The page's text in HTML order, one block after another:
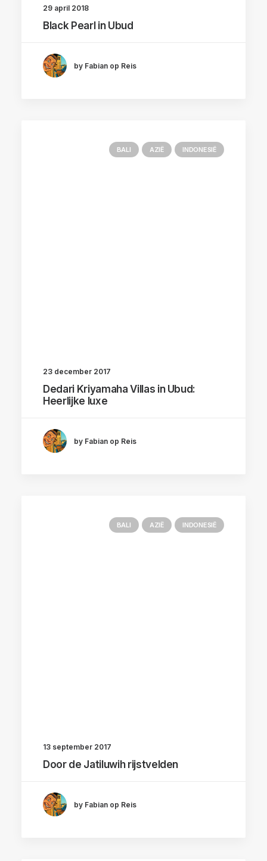
29 april 2018
Black Pearl in Ubud
by Fabian op Reis
BALI AZIË INDONESIË
23 december 2017
Dedari Kriyamaha Villas in Ubud:
Heerlijke luxe
by Fabian op Reis
BALI AZIË INDONESIË
13 september 2017
Door de Jatiluwih rijstvelden
by Fabian op Reis